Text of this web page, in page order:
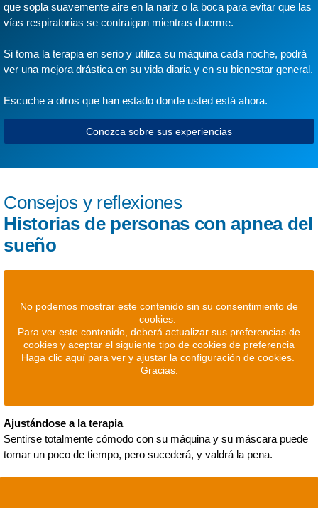
que sopla suavemente aire en la nariz o la boca para evitar que las
vías respiratorias se contraigan mientras duerme.
Si toma la terapia en serio y utiliza su máquina cada noche, podrá
ver una mejora drástica en su vida diaria y en su bienestar general.
Escuche a otros que han estado donde usted está ahora.
Conozca sobre sus experiencias
Consejos y reflexiones
Historias de personas con apnea del
sueño
No podemos mostrar este contenido sin su consentimiento de
cookies.
Para ver este contenido, deberá actualizar sus preferencias de
cookies y aceptar el siguiente tipo de cookies de preferencia
Haga clic aquí para ver y ajustar la configuración de cookies.
Gracias.
Ajustándose a la terapia
Sentirse totalmente cómodo con su máquina y su máscara puede
tomar un poco de tiempo, pero sucederá, y valdrá la pena.